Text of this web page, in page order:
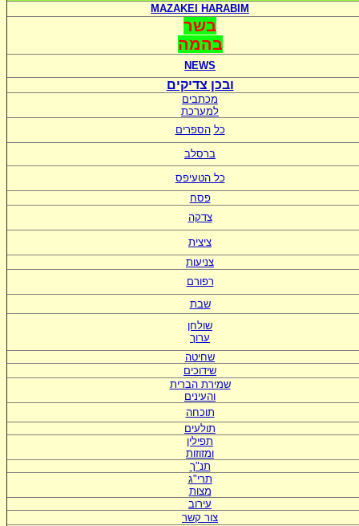
MAZAKEI HARABIM
בשר
בהמה
NEWS
ובכן צדיקים
מכתבים
למערכת
כל הספרים
ברסלב
כל הטעיפס
פסח
צדקה
ציצית
צניעות
רפורם
שבת
שולחן
ערוך
שחיטה
שידוכים
שמירת הברית
והעינים
תוכחה
תולעים
תפילין
ומזוזות
תנ"ך
תרי"ג
מצות
עירוב
צור קשר